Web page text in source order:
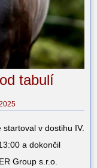
tabulí
v dostihu IV.
a dokončil
Group s.r.o.